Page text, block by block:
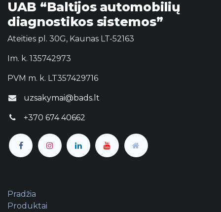
UAB “Baltijos automobilių
diagnostikos sistemos”
Ateities pl. 30G, Kaunas LT-52163
Im. k. 135742973
PVM m. k. LT357429716
uzsakymai@bads.lt
+370 674 40662
Pradžia
Produktai